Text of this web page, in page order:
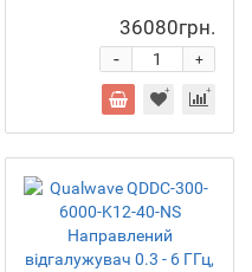
36080грн.
+
-